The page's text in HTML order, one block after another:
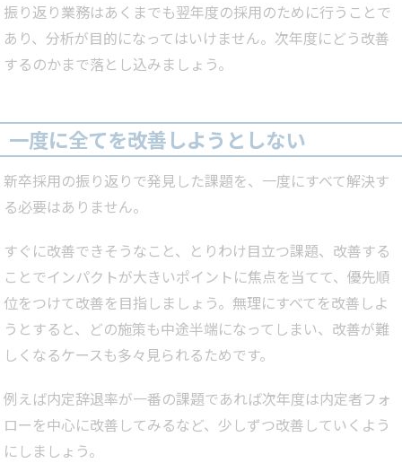
振り返り業務はあくまでも翌年度の採用のために行うことで
あり、分析が目的になってはいけません。次年度にどう改善
するのかまで落とし込みましょう。
一度に全てを改善しようとしない
新卒採用の振り返りで発見した課題を、一度にすべて解決す
る必要はありません。
すぐに改善できそうなこと、とりわけ目立つ課題、改善する
ことでインパクトが大きいポイントに焦点を当てて、優先順
位をつけて改善を目指しましょう。無理にすべてを改善しよ
うとすると、どの施策も中途半端になってしまい、改善が難
しくなるケースも多々見られるためです。
例えば内定辞退率が一番の課題であれば次年度は内定者フォ
ローを中心に改善してみるなど、少しずつ改善していくよう
にしましょう。